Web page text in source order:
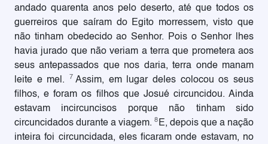
andado quarenta anos pelo deserto, até que todos os
guerreiros que saíram do Egito morressem, visto que
não tinham obedecido ao Senhor. Pois o Senhor lhes
havia jurado que não veriam a terra que prometera aos
seus antepassados que nos daria, terra onde manam
leite e mel.
7 Assim, em lugar deles colocou os seus
filhos, e foram os filhos que Josué circuncidou. Ainda
estavam incircuncisos porque não tinham sido
circuncidados durante a viagem.8 E, depois que a nação
inteira foi circuncidada, eles ficaram onde estavam, no